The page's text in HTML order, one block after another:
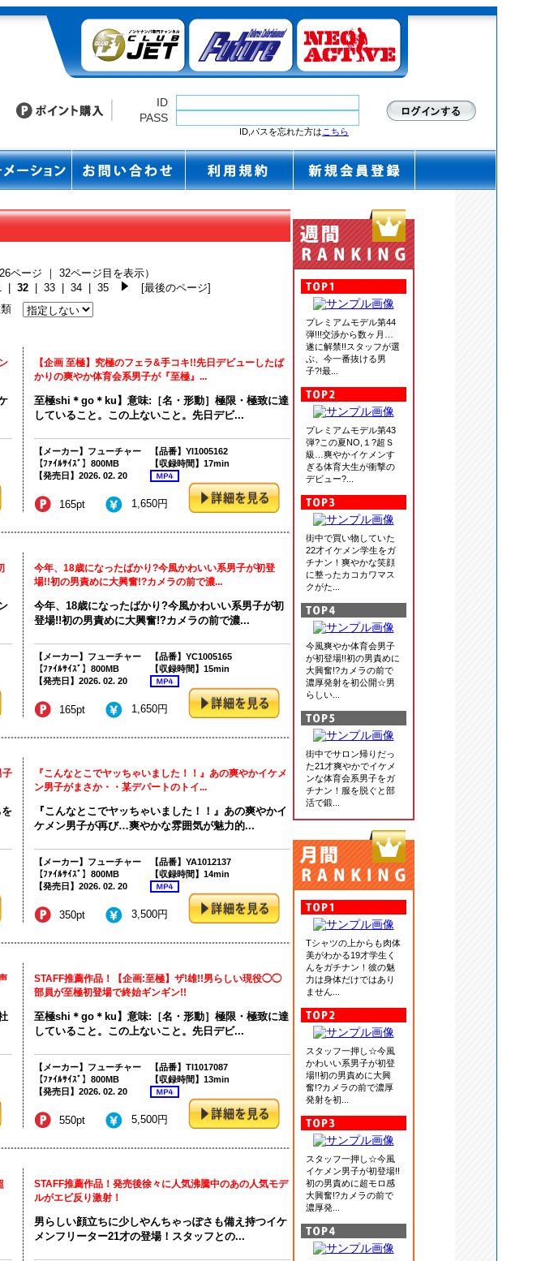
ID
PASS
ID,パスを忘れた方は こちら
ページ ｜ 32ページ目を表示）
| 32| 33| 34| 35
[最後のページ]
【企画 至極】究極のフェラ&手コキ!!先日デビューしたば
かりの爽やか体育会系男子が『至極』...
至極shi＊go＊ku】意味:［名・形動］極限・極致に達
していること。この上ないこと。先日デビ...
【メーカー】フューチャー
【品番】YI1005162
【ﾌｧｲﾙｻｲｽﾞ】800MB
【収録時間】17min
【発売日】2026. 02. 20
165pt 1,650円
今年、18歳になったばかり?今風かわいい系男子が初登
場!!初の男責めに大興奮!?カメラの前で濃...
今年、18歳になったばかり?今風かわいい系男子が初
登場!!初の男責めに大興奮!?カメラの前で濃...
【メーカー】フューチャー
【品番】YC1005165
【ﾌｧｲﾙｻｲｽﾞ】800MB
【収録時間】15min
【発売日】2026. 02. 20
165pt 1,650円
子
『こんなとこでヤッちゃいました！！』あの爽やかイケメ
ン男子がまさか・・某デパートのトイ...
『こんなとこでヤッちゃいました！！』あの爽やかイ
ケメン男子が再び…爽やかな雰囲気が魅力的...
【メーカー】フューチャー
【品番】YA1012137
【ﾌｧｲﾙｻｲｽﾞ】800MB
【収録時間】14min
【発売日】2026. 02. 20
350pt 3,500円
STAFF推薦作品！【企画:至極】ザ!雄!!男らしい現役◯◯
部員が至極初登場で終始ギンギン!!
至極shi＊go＊ku】意味:［名・形動］極限・極致に達
していること。この上ないこと。先日デビ...
【メーカー】フューチャー
【品番】TI1017087
【ﾌｧｲﾙｻｲｽﾞ】800MB
【収録時間】13min
【発売日】2026. 02. 20
550pt 5,500円
STAFF推薦作品！発売後徐々に人気沸騰中のあの人気モデ
ルがエビ反り激射！
男らしい顔立ちに少しやんちゃっぽさも備え持つイケ
メンフリーター21才の登場！スタッフとの...
プレミアムモデル第44
弾!!!交渉から数ヶ月…
遂に解禁!!スタッフが選
ぶ、今一番抜ける男
子?!最...
プレミアムモデル第43
弾?この夏NO,１?超Ｓ
級…爽やかイケメンす
ぎる体育大生が衝撃の
デビュー?...
街中で買い物していた
22才イケメン学生をガ
チナン！爽やかな笑顔
に整ったカコカワマス
クがた...
今風爽やか体育会男子
が初登場!!初の男責めに
大興奮!?カメラの前で
濃厚発射を初公開☆男
らしい...
街中でサロン帰りだっ
た21才爽やかでイケメ
ンな体育会系男子をガ
チナン！服を脱ぐと部
活で鍛...
Tシャツの上からも肉体
美がわかる19才学生く
んをガチナン！彼の魅
力は身体だけではあり
ません...
スタッフ一押し☆今風
かわいい系男子が初登
場!!初の男責めに大興
奮!?カメラの前で濃厚
発射を初...
スタッフ一押し☆今風
イケメン男子が初登場!!
初の男責めに超モロ感
大興奮!?カメラの前で
濃厚発...